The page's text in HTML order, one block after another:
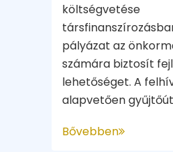
költségvetése
pályázat az
számára biztosít
lehetőséget. A
alapvetően
Bővebben